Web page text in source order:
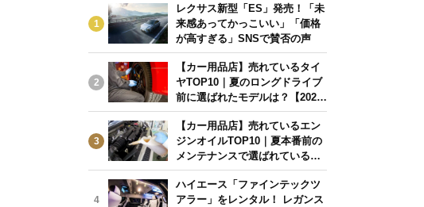
1
レクサス新型「ES」発売！「未
来感あってかっこいい」「価格
が高すぎる」SNSで賛否の声
2
【カー用品店】売れているタイ
ヤTOP10｜夏のロングドライブ
前に選ばれたモデルは？【2026
年6月版】
3
【カー用品店】売れているエン
ジンオイルTOP10｜夏本番前の
メンテナンスで選ばれている人
気モデルは？【2026年6月版】
4
ハイエース「ファインテックツ
アラー」をレンタル！ レガンス